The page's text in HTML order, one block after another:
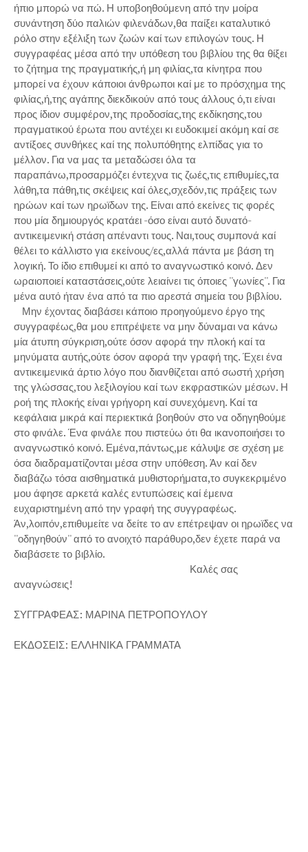
ήπιο μπορώ να πώ. Η υποβοηθούμενη από την μοίρα
συνάντηση δύο παλιών φιλενάδων,θα παίξει καταλυτικό
ρόλο στην εξέλιξη των ζωών καί των επιλογών τους. Η
συγγραφέας μέσα από την υπόθεση του βιβλίου της θα θίξει
το ζήτημα της πραγματικής,ή μη φιλίας,τα κίνητρα που
μπορεί να έχουν κάποιοι άνθρωποι καί με το πρόσχημα της
φιλίας,ή,της αγάπης διεκδικούν από τους άλλους ό,τι είναι
προς ίδιον συμφέρον,της προδοσίας,της εκδίκησης,του
πραγματικού έρωτα που αντέχει κι ευδοκιμεί ακόμη καί σε
αντίξοες συνθήκες καί της πολυπόθητης ελπίδας για το
μέλλον. Για να μας τα μεταδώσει όλα τα
παραπάνω,προσαρμόζει έντεχνα τις ζωές,τις επιθυμίες,τα
λάθη,τα πάθη,τις σκέψεις καί όλες,σχεδόν,τις πράξεις των
ηρώων καί των ηρωϊδων της. Είναι από εκείνες τις φορές
που μία δημιουργός κρατάει -όσο είναι αυτό δυνατό-
αντικειμενική στάση απέναντι τους. Ναι,τους συμπονά καί
θέλει το κάλλιστο για εκείνους/ες,αλλά πάντα με βάση τη
λογική. Το ίδιο επιθυμεί κι από το αναγνωστικό κοινό. Δεν
ωραιοποιεί καταστάσεις,ούτε λειαίνει τις όποιες ''γωνίες''. Για
μένα αυτό ήταν ένα από τα πιο αρεστά σημεία του βιβλίου.
Μην έχοντας διαβάσει κάποιο προηγούμενο έργο της
συγγραφέως,θα μου επιτρέψετε να μην δύναμαι να κάνω
μία άτυπη σύγκριση,ούτε όσον αφορά την πλοκή καί τα
μηνύματα αυτής,ούτε όσον αφορά την γραφή της. Έχει ένα
αντικειμενικά άρτιο λόγο που διανθίζεται από σωστή χρήση
της γλώσσας,του λεξιλογίου καί των εκφραστικών μέσων. Η
ροή της πλοκής είναι γρήγορη καί συνεχόμενη. Καί τα
κεφάλαια μικρά καί περιεκτικά βοηθούν στο να οδηγηθούμε
στο φινάλε. Ένα φινάλε που πιστεύω ότι θα ικανοποιήσει το
αναγνωστικό κοινό. Εμένα,πάντως,με κάλυψε σε σχέση με
όσα διαδραματίζονται μέσα στην υπόθεση. Άν καί δεν
διαβάζω τόσα αισθηματικά μυθιστορήματα,το συγκεκριμένο
μου άφησε αρκετά καλές εντυπώσεις καί έμεινα
ευχαριστημένη από την γραφή της συγγραφέως.
Άν,λοιπόν,επιθυμείτε να δείτε το αν επέτρεψαν οι ηρωϊδες να
''οδηγηθούν'' από το ανοιχτό παράθυρο,δεν έχετε παρά να
διαβάσετε το βιβλίο.
Καλές σας
αναγνώσεις!
ΣΥΓΓΡΑΦΕΑΣ: ΜΑΡΙΝΑ ΠΕΤΡΟΠΟΥΛΟΥ
ΕΚΔΟΣΕΙΣ: ΕΛΛΗΝΙΚΑ ΓΡΑΜΜΑΤΑ